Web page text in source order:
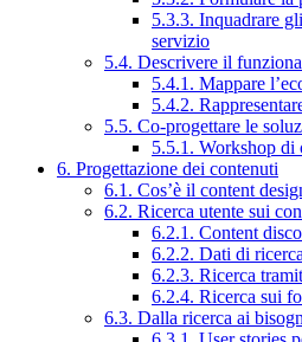
5.3.3. Inquadrare
servizio
5.4. Descrivere il
5.4.1. Mappare
5.4.2.
5.5. Co-progettare le
5.5.1. Workshop di
6. Progettazione dei contenuti
6.1. Cos’è il content
6.2. Ricerca utente sui
6.2.1. Content
6.2.2. Dati di
6.2.3. Ricerca
6.2.4. Ricerca sui
6.3. Dalla ricerca ai